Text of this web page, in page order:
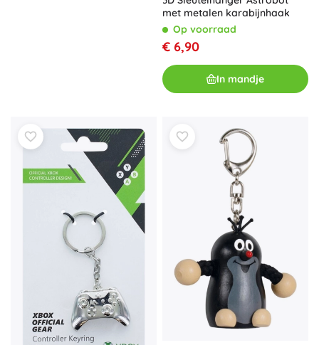
met metalen karabijnhaak
Op voorraad
€ 6,90
In mandje